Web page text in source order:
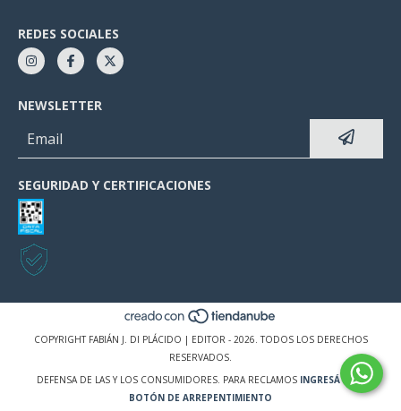
REDES SOCIALES
NEWSLETTER
SEGURIDAD Y CERTIFICACIONES
COPYRIGHT FABIÁN J. DI PLÁCIDO | EDITOR - 2026. TODOS LOS DERECHOS
RESERVADOS.
DEFENSA DE LAS Y LOS CONSUMIDORES. PARA RECLAMOS INGRESÁ ACÁ.
BOTÓN DE ARREPENTIMIENTO